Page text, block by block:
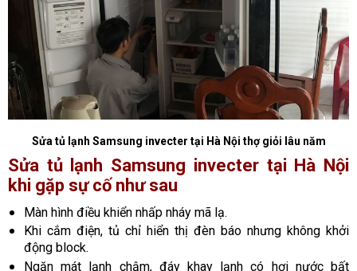
Sửa tủ lạnh Samsung invecter tại Hà Nội thợ giỏi lâu năm
Sửa tủ lạnh Samsung invecter tại Hà Nội
khi gặp sự cố như sau
Màn hình điều khiển nhấp nháy mã lạ.
Khi cắm điện, tủ chỉ hiển thị đèn báo nhưng không khởi
động block.
Ngăn mát lạnh chậm, đáy khay lạnh có hơi nước bất